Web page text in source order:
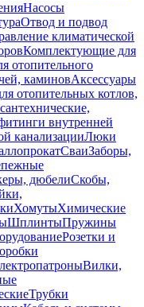
Насосы
Отвод и подвод
климатической
Комплектующие для
отопительного
каминовАксессуары
отопительных котлов,
внутренней
канализацииЛюки
СваиЗаборы,
дюбелиСкобы,
ХомутыХимические
ШплинтыПружины
Розетки и
Вилки,
Трубки